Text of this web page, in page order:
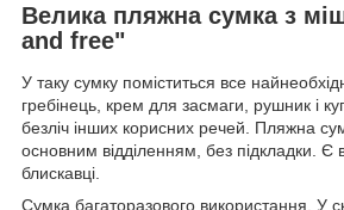
Велика пляжна сумка з
and free"
У таку сумку поміститься все
гребінець, крем для засмаги, рушник і
безліч інших корисних речей. Пляжна
основним відділенням, без підкладки. Є
блискавці.
Сумка багаторазового використання. У